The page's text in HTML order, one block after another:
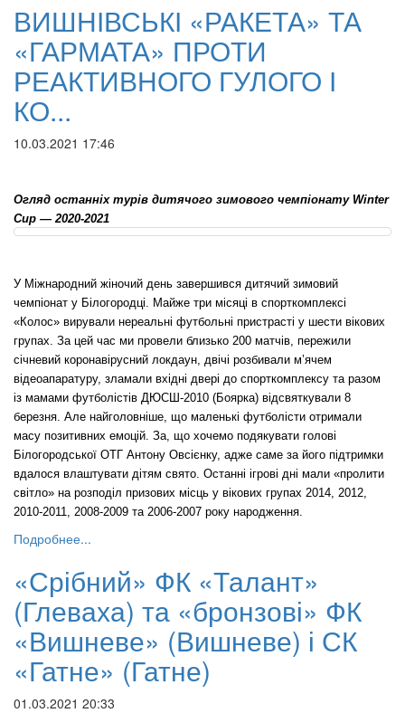
ВИШНІВСЬКІ «РАКЕТА» ТА
«ГАРМАТА» ПРОТИ
РЕАКТИВНОГО ГУЛОГО І
КО...
10.03.2021 17:46
Огляд останніх турів дитячого зимового чемпіонату Winter
Cup — 2020-2021
У Міжнародний жіночий день завершився дитячий зимовий
чемпіонат у Білогородці. Майже три місяці в спорткомплексі
«Колос» вирували нереальні футбольні пристрасті у шести вікових
групах. За цей час ми провели близько 200 матчів, пережили
січневий коронавірусний локдаун, двічі розбивали м’ячем
відеоапаратуру, зламали вхідні двері до спорткомплексу та разом
із мамами футболістів ДЮСШ-2010 (Боярка) відсвяткували 8
березня. Але найголовніше, що маленькі футболісти отримали
масу позитивних емоцій. За, що хочемо подякувати голові
Білогородської ОТГ Антону Овсієнку, адже саме за його підтримки
вдалося влаштувати дітям свято. Останні ігрові дні мали «пролити
світло» на розподіл призових місць у вікових групах 2014, 2012,
2010-2011, 2008-2009 та 2006-2007 року народження.
Подробнее...
«Срібний» ФК «Талант»
(Глеваха) та «бронзові» ФК
«Вишневе» (Вишневе) і СК
«Гатне» (Гатне)
01.03.2021 20:33